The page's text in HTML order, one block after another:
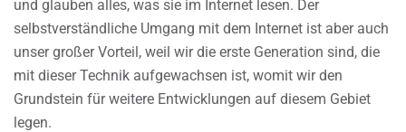
und glauben alles, was sie im Internet lesen. Der
selbstverständliche Umgang mit dem Internet ist aber auch
unser großer Vorteil, weil wir die erste Generation sind, die
mit dieser Technik aufgewachsen ist, womit wir den
Grundstein für weitere Entwicklungen auf diesem Gebiet
legen.